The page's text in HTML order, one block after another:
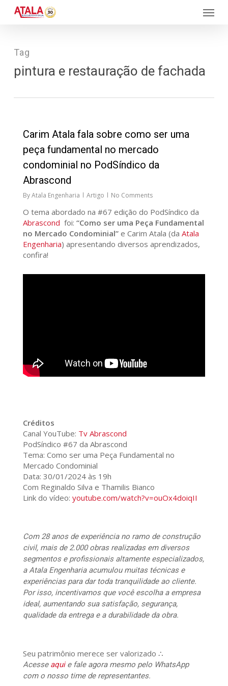
Menu
Tag
pintura e restauração de fachada
Carim Atala fala sobre como ser uma
peça fundamental no mercado
condominial no PodSíndico da
Abrascond
ByAtala Engenharia Artigo No Comments
O tema abordado na #67 edição do PodSíndico da
Abrascond foi: “Como ser uma Peça Fundamental
no Mercado Condominial”e Carim Atala (da Atala
Engenharia) apresentando diversos aprendizados,
confira!
Créditos
Canal YouTube: Tv Abrascond
PodSíndico #67 da Abrascond
Tema: Como ser uma Peça Fundamental no
Mercado Condominial
Data: 30/01/2024 às 19h
Com Reginaldo Silva e Thamilis Bianco
Link do vídeo: youtube.com/watch?v=ouOx4doiqII
Com 28 anos de experiência no ramo de construção
civil, mais de 2.000 obras realizadas em diversos
segmentos e profissionais altamente especializados,
a Atala Engenharia acumulou muitas técnicas e
experiências para dar toda tranquilidade ao cliente.
Por isso, incentivamos que você escolha a empresa
ideal, aumentando sua satisfação, segurança,
qualidade da entrega e a durabilidade da obra.
Seu patrimônio merece ser valorizado ∴
Acesse aquie fale agora mesmo pelo WhatsApp
com o nosso time de representantes.